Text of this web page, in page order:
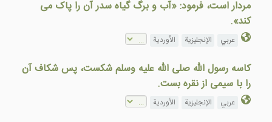
مردار است، فرمود: «آب و برگ گياه سدر آن را پاک می
کند».
عربي الإنجليزية الأوردية
كاسه رسول الله صلى الله عليه وسلم شكست، پس شكاف آن
را با سيمی از نقره بست.
عربي الإنجليزية الأوردية